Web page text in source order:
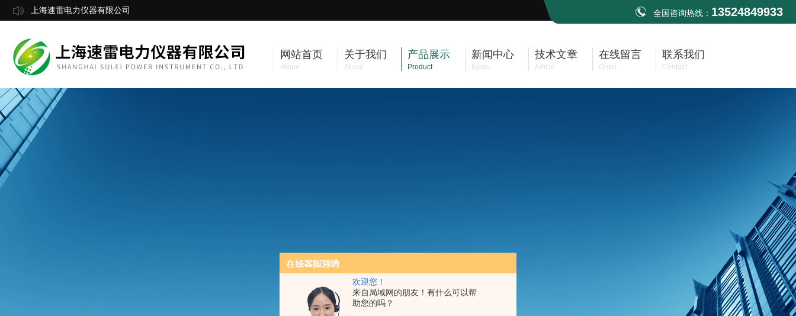
欢迎您！
来自局域网的朋友！有什么可以帮
助您的吗？
上海速雷电力仪器有限公司 全国咨询热线： 13524849933
网站首页
Home
关于我们
About
产品展示
Product
新闻中心
News
技术文章
Article
在线留言
Order
联系我们
Contact